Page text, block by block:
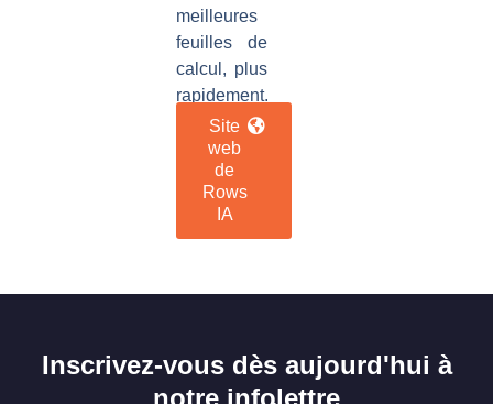
meilleures
feuilles de
calcul, plus
rapidement.
Site
web
de
Rows
IA
Inscrivez-vous dès aujourd'hui à